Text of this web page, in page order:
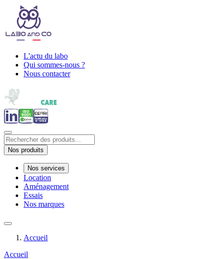
L'actu du labo
Qui sommes-nous ?
Nous contacter
Nos produits
Nos services
Location
Aménagement
Essais
Nos marques
Accueil
Accueil